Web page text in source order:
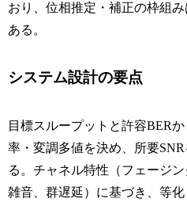
おり、位相推定・補正の枠組
ある。
システム設計の要点
目標スループットと許容BER
率・変調多値を決め、所要
る。チャネル特性（フェージ
雑音、群遅延）に基づき、等化